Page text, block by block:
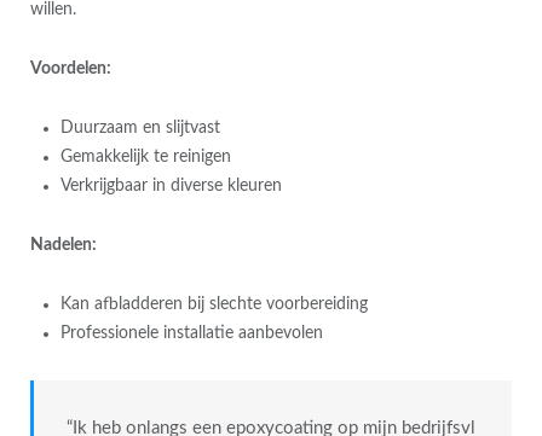
willen.
Voordelen:
Duurzaam en slijtvast
Gemakkelijk te reinigen
Verkrijgbaar in diverse kleuren
Nadelen:
Kan afbladderen bij slechte voorbereiding
Professionele installatie aanbevolen
“Ik heb onlangs een epoxycoating op mijn bedrijfsvl